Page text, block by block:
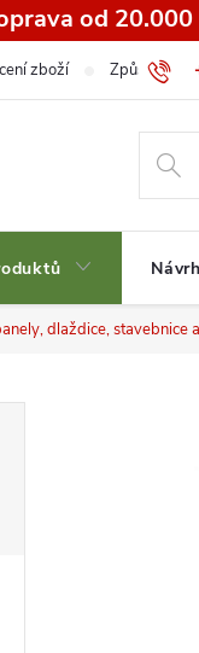
od
zboží Způsob
dlaždice, stavebnice